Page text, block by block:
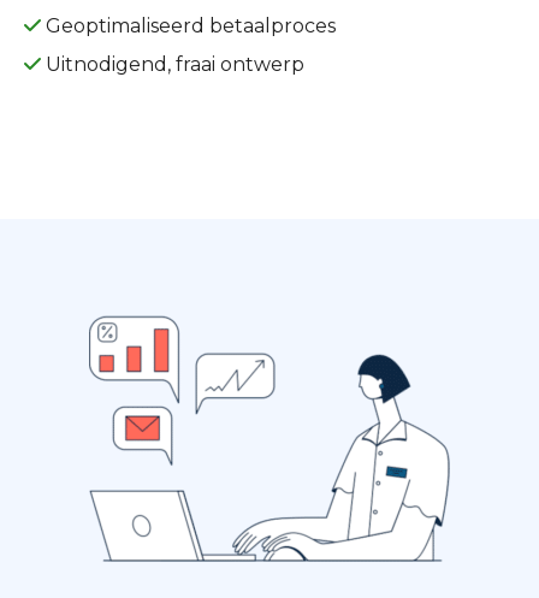
Geoptimaliseerd betaalproces
Uitnodigend, fraai ontwerp